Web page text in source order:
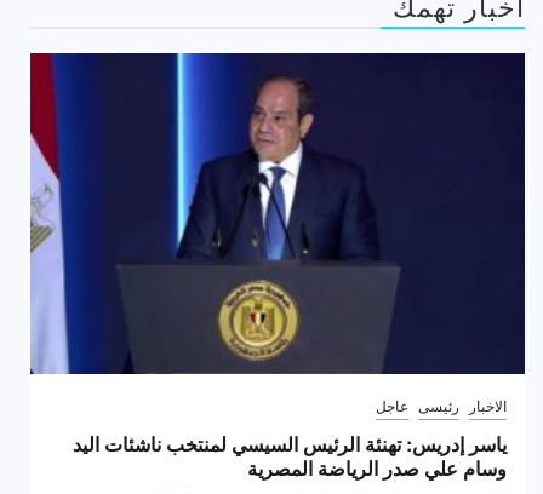
الاخبار رئيسى عاجل
ياسر إدريس: تهنئة الرئيس السيسي لمنتخب ناشئات اليد
وسام علي صدر الرياضة المصرية